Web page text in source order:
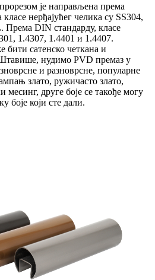
је направљена према
нерђајућег челика су SS304,
Према DIN стандарду, класе
1.4307, 1.4401 и 1.4407.
сатенско четкана и
нудимо PVD премаз у
и разноврсне, популарне
злато, ружичасто злато,
друге боје се такође могу
боје који сте дали.